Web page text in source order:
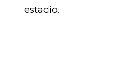
estadio.